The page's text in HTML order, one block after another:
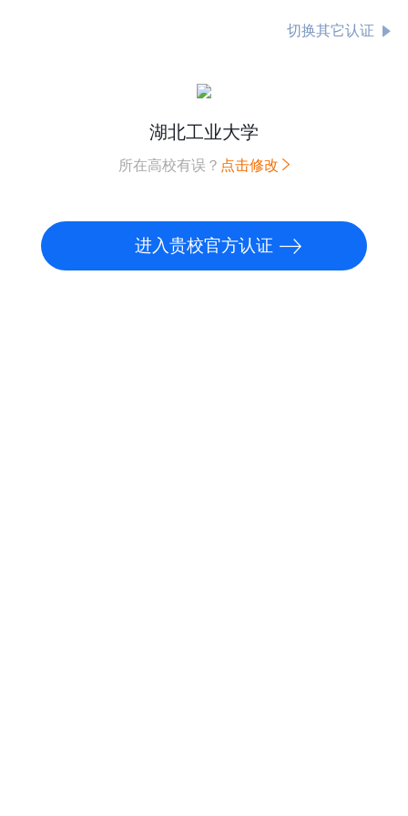
切换其它认证
湖北工业大学
所在高校有误？ 点击修改
进入贵校官方认证